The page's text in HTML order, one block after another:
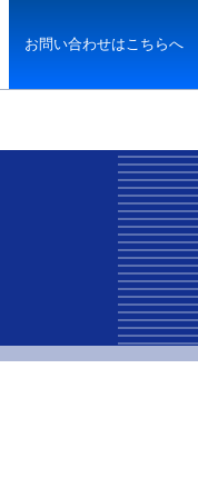
お問い合わせはこちらへ